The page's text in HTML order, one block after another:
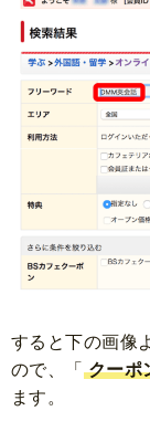
すると下の画像
ので、
「 クーポ
ます。